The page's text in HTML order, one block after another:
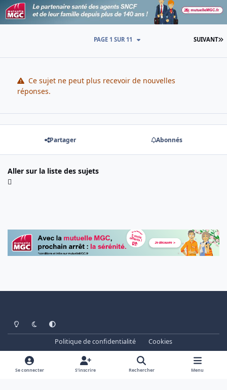
SUIVANT
PAGE 1 SUR 11
Ce sujet ne peut plus recevoir de nouvelles
réponses.
Partager Abonnés
Aller sur la liste des sujets
Light ModeDark ModeSystem Preference
Politique de confidentialité
Cookies
www.cheminots.net - Forum Libre depuis 2003
Powered by
Invision Community
Se connecter S’inscrire Rechercher Menu